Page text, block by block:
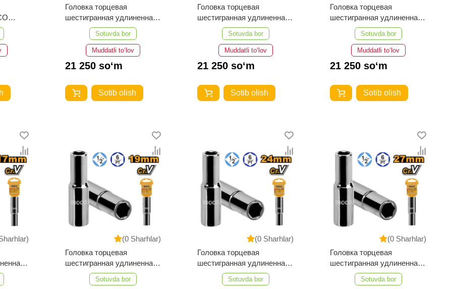
Головка торцевая
шестигранная удлиненная
INGCO HHAST12133L
INDUSTRIAL 1/2" 13 мм
Sotuvda bor
Muddatli to‘lov
21 250 so‘m
Sotib olish
Головка торцевая
шестигранная удлиненная
INGCO HHAST12143L
INDUSTRIAL 1/2" 14 мм
Sotuvda bor
Muddatli to‘lov
21 250 so‘m
Sotib olish
Головка торцевая
шестигранная удлиненная
INGCO HHAST12153L
INDUSTRIAL 1/2" 15 мм
Sotuvda bor
Muddatli to‘lov
21 250 so‘m
Sotib olish
мм
(0 Sharhlar)
Головка торцевая
шестигранная удлиненная
INGCO HHAST12193L
INDUSTRIAL 1/2" 19 мм
Sotuvda bor
(0 Sharhlar)
Головка торцевая
шестигранная удлиненная
INGCO HHAST12243L
INDUSTRIAL 1/2" 24 мм
Sotuvda bor
(0 Sharhlar)
Головка торцевая
шестигранная удлиненная
INGCO HHAST12273L
INDUSTRIAL 1/2" 27 мм
Sotuvda bor